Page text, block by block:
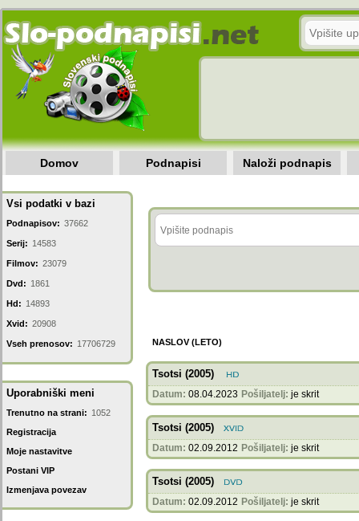
Domov Podnapisi Naloži podnapis
Vsi podatki v bazi
Podnapisov: 37662
Serij: 14583
Filmov: 23079
Dvd: 1861
Hd: 14893
Xvid: 20908
Vseh prenosov: 17706729
Uporabniški meni
Trenutno na strani: 1052
Registracija
Moje nastavitve
Postani VIP
Izmenjava povezav
NASLOV (LETO)
Tsotsi (2005)
Datum: 08.04.2023 Pošiljatelj: je skrit
Tsotsi (2005)
Datum: 02.09.2012 Pošiljatelj: je skrit
Tsotsi (2005)
Datum: 02.09.2012 Pošiljatelj: je skrit